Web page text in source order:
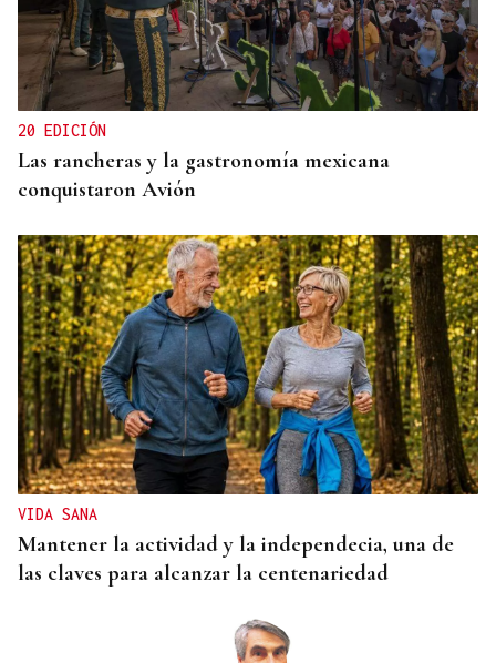
CANEDO
Un herido en la colisión entre dos coches en la
entrada a las termas de Outariz
20 EDICIÓN
Las rancheras y la gastronomía mexicana
conquistaron Avión
VIDA SANA
Mantener la actividad y la independecia, una de
las claves para alcanzar la centenariedad